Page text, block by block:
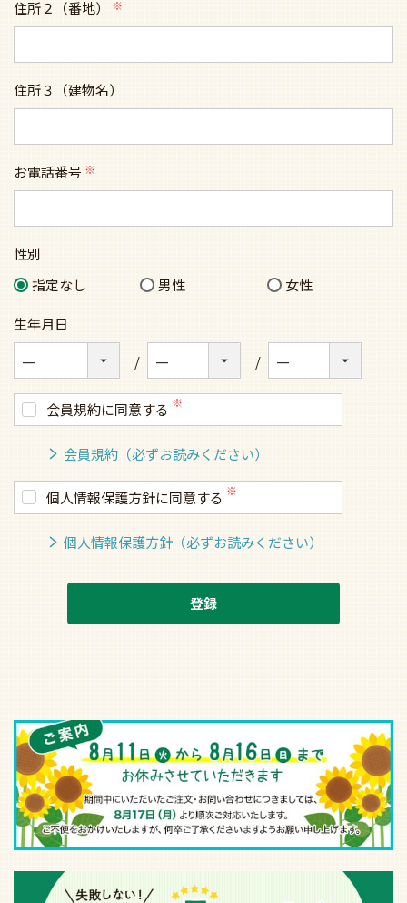
住所２（番地）
(必
住所３（建物名）
お電話番号
(必
性別
指定なし
男性 女性
生年月日
会員規約に同意する
会員規約（必ずお読みください）
個人情報保護方針に同意する
個人情報保護方針（必ずお読みください）
登録